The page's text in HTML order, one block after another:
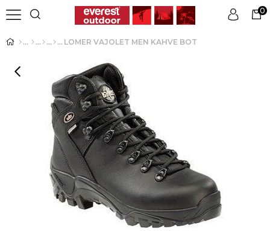
Üye Girişi Üye Ol
0
LOMER VAJOLET MEN KAHVE BOT